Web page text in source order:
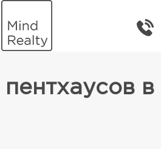
недвижимость
в